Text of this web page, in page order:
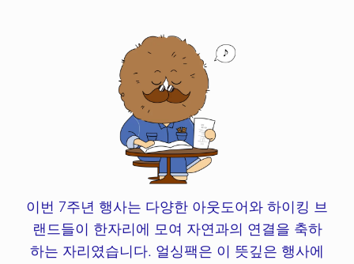
이번 7주년 행사는 다양한 아웃도어와 하이킹 브
랜드들이 한자리에 모여 자연과의 연결을 축하
하는 자리였습니다. 얼싱팩은 이 뜻깊은 행사에